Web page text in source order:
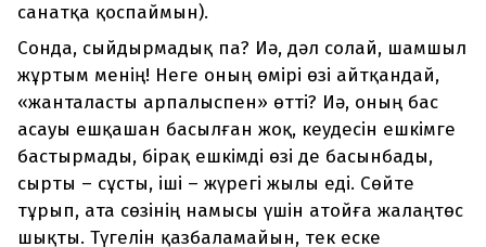
санатқа қоспаймын).
Сонда, сыйдырмадық па? Иә, дәл солай, шамшыл
жұртым менің! Неге оның өмірі өзі айтқандай,
«жанталасты арпалыспен» өтті? Иә, оның бас
асауы ешқашан басылған жоқ, кеудесін ешкімге
бастырмады, бірақ ешкімді өзі де басынбады,
сырты – сұсты, іші – жүрегі жылы еді. Сөйте
тұрып, ата сөзінің намысы үшін атойға жалаңтөс
шықты. Түгелін қазбаламайын, тек еске